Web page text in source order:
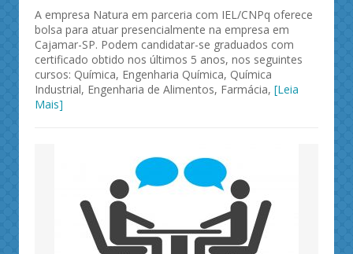
A empresa Natura em parceria com IEL/CNPq oferece
bolsa para atuar presencialmente na empresa em
Cajamar-SP. Podem candidatar-se graduados com
certificado obtido nos últimos 5 anos, nos seguintes
cursos: Química, Engenharia Química, Química
Industrial, Engenharia de Alimentos, Farmácia, [Leia
Mais]